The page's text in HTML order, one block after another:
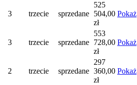
3 trzecie sprzedane
525
504,00
zł
Pokaż
3 trzecie sprzedane
553
728,00
zł
Pokaż
2 trzecie sprzedane
297
360,00
zł
Pokaż